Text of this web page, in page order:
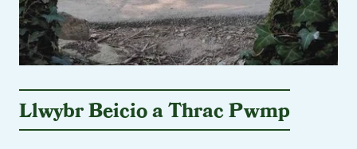
Llwybr Beicio a Thrac Pwmp